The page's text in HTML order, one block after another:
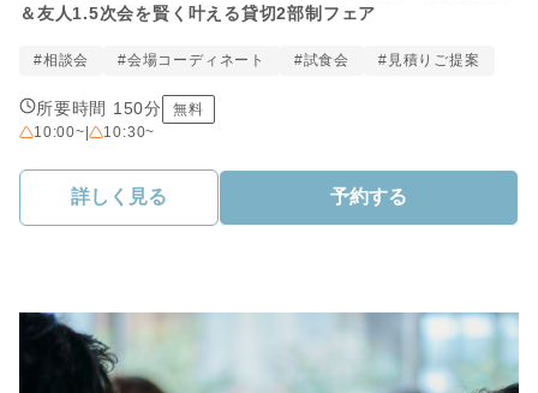
＆友人1.5次会を賢く叶える貸切2部制フェア
#相談会 #会場コーディネート #試食会 #見積りご提案
所要時間 150分
無料
10:00~| 10:30~
詳しく見る 予約する